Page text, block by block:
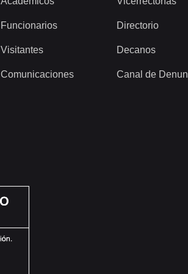
Funcionarios
Visitantes
Comunicaciones
Directorio
Decanos
Canal de